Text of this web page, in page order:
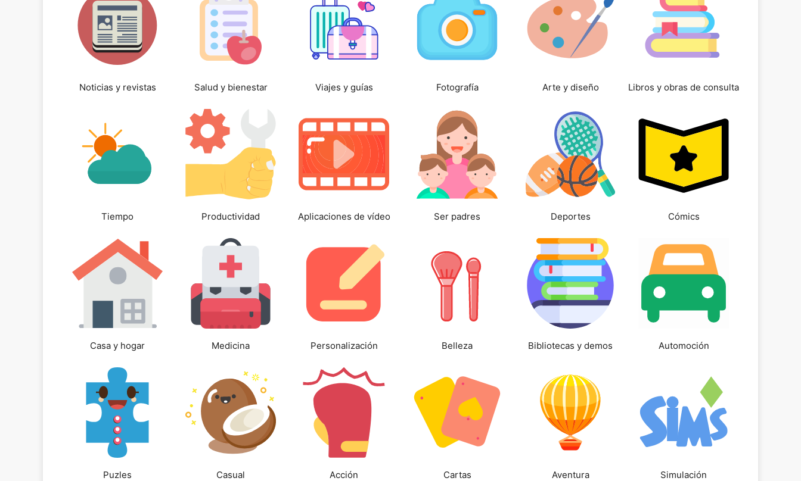
Noticias y revistas Salud y bienestar Viajes y guías Fotografía Arte y diseño Libros y obras de consulta
Tiempo Productividad Aplicaciones de vídeo Ser padres Deportes Cómics
Casa y hogar Medicina Personalización Belleza Bibliotecas y demos Automoción
Puzles Casual Acción Cartas Aventura Simulación